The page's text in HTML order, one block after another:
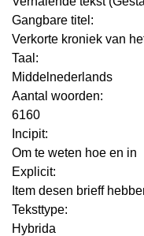
Gangbare titel:
Verkorte kroniek van
Taal:
Middelnederlands
Aantal woorden:
6160
Incipit:
Om te weten hoe en in
Explicit:
Item desen brieff
Teksttype:
Hybrida